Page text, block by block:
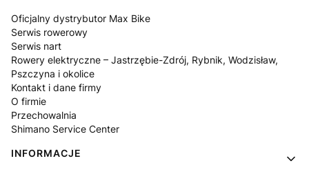
Oficjalny dystrybutor Max Bike
Serwis rowerowy
Serwis nart
Rowery elektryczne – Jastrzębie-Zdrój, Rybnik, Wodzisław,
Pszczyna i okolice
Kontakt i dane firmy
O firmie
Przechowalnia
Shimano Service Center
INFORMACJE